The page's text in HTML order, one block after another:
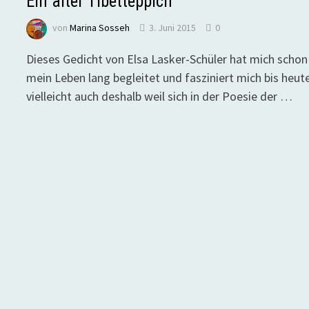
vonMarina Sosseh 3. Juni 2015 0
Dieses Gedicht von Elsa Lasker-Schüler hat mich schon
mein Leben lang begleitet und fasziniert mich bis
vielleicht auch deshalb weil sich in der Poesie der …